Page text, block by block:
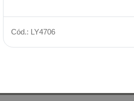
Cód.: LY4706